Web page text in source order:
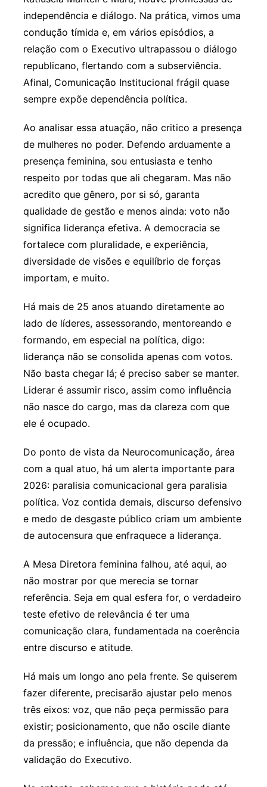
independência e diálogo. Na prática, vimos uma
condução tímida e, em vários episódios, a
relação com o Executivo ultrapassou o diálogo
republicano, flertando com a subserviência.
Afinal, Comunicação Institucional frágil quase
sempre expõe dependência política.
Ao analisar essa atuação, não critico a presença
de mulheres no poder. Defendo arduamente a
presença feminina, sou entusiasta e tenho
respeito por todas que ali chegaram. Mas não
acredito que gênero, por si só, garanta
qualidade de gestão e menos ainda: voto não
significa liderança efetiva. A democracia se
fortalece com pluralidade, e experiência,
diversidade de visões e equilíbrio de forças
importam, e muito.
Há mais de 25 anos atuando diretamente ao
lado de líderes, assessorando, mentoreando e
formando, em especial na política, digo:
liderança não se consolida apenas com votos.
Não basta chegar lá; é preciso saber se manter.
Liderar é assumir risco, assim como influência
não nasce do cargo, mas da clareza com que
ele é ocupado.
Do ponto de vista da Neurocomunicação, área
com a qual atuo, há um alerta importante para
2026: paralisia comunicacional gera paralisia
política. Voz contida demais, discurso defensivo
e medo de desgaste público criam um ambiente
de autocensura que enfraquece a liderança.
A Mesa Diretora feminina falhou, até aqui, ao
não mostrar por que merecia se tornar
referência. Seja em qual esfera for, o verdadeiro
teste efetivo de relevância é ter uma
comunicação clara, fundamentada na coerência
entre discurso e atitude.
Há mais um longo ano pela frente. Se quiserem
fazer diferente, precisarão ajustar pelo menos
três eixos: voz, que não peça permissão para
existir; posicionamento, que não oscile diante
da pressão; e influência, que não dependa da
validação do Executivo.